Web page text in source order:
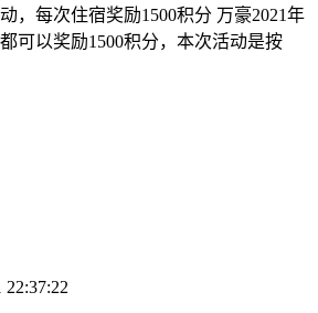
，每次住宿奖励1500积分 万豪2021年
可以奖励1500积分，本次活动是按